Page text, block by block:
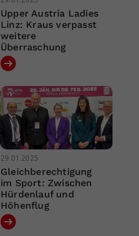
Upper Austria Ladies
Linz: Kraus verpasst
weitere
Überraschung
29.01.2025
Gleichberechtigung
im Sport: Zwischen
Hürdenlauf und
Höhenflug